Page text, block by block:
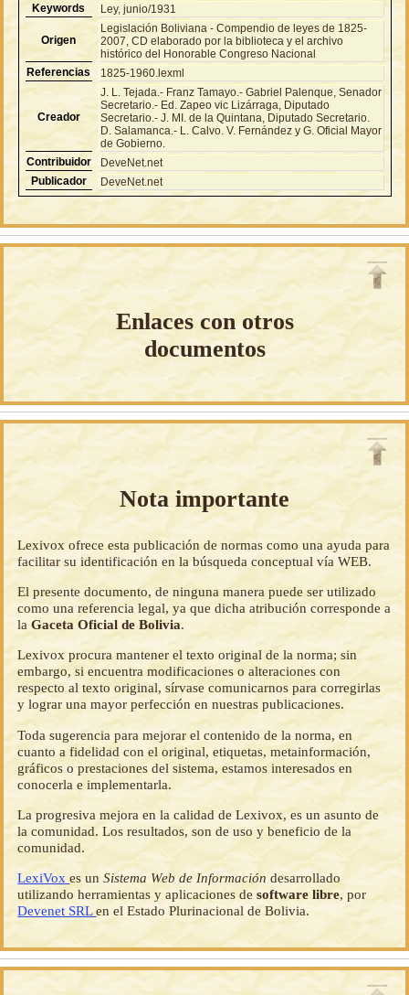
Keywords
Ley, junio/1931
Origen
Legislación Boliviana - Compendio de leyes de 1825-
2007, CD elaborado por la biblioteca y el archivo
histórico del Honorable Congreso Nacional
Referencias
1825-1960.lexml
Creador
J. L. Tejada.- Franz Tamayo.- Gabriel Palenque, Senador
Secretario.- Ed. Zapeo vic Lizárraga, Diputado
Secretario.- J. MI. de la Quintana, Diputado Secretario.
D. Salamanca.- L. Calvo. V. Fernández y G. Oficial Mayor
de Gobierno.
Contribuidor
DeveNet.net
Publicador
DeveNet.net
Enlaces con otros
documentos
Nota importante
Lexivox ofrece esta publicación de normas como una ayuda para
facilitar su identificación en la búsqueda conceptual vía WEB.
El presente documento, de ninguna manera puede ser utilizado
como una referencia legal, ya que dicha atribución corresponde a
laGaceta Oficial de Bolivia.
Lexivox procura mantener el texto original de la norma; sin
embargo, si encuentra modificaciones o alteraciones con
respecto al texto original, sírvase comunicarnos para corregirlas
y lograr una mayor perfección en nuestras publicaciones.
Toda sugerencia para mejorar el contenido de la norma, en
cuanto a fidelidad con el original, etiquetas, metainformación,
gráficos o prestaciones del sistema, estamos interesados en
conocerla e implementarla.
La progresiva mejora en la calidad de Lexivox, es un asunto de
la comunidad. Los resultados, son de uso y beneficio de la
comunidad.
LexiVoxes unSistema Web de Información desarrollado
utilizando herramientas y aplicaciones desoftware libre, por
Devenet SRLen el Estado Plurinacional de Bolivia.